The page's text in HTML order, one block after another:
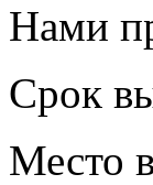
Нами
Срок
Место